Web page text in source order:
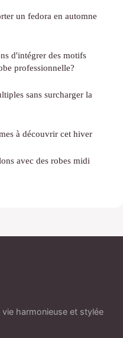
un fedora en automne
d'intégrer des motifs
professionnelle?
sans surcharger la
à découvrir cet hiver
avec des robes midi
harmonieuse et stylée